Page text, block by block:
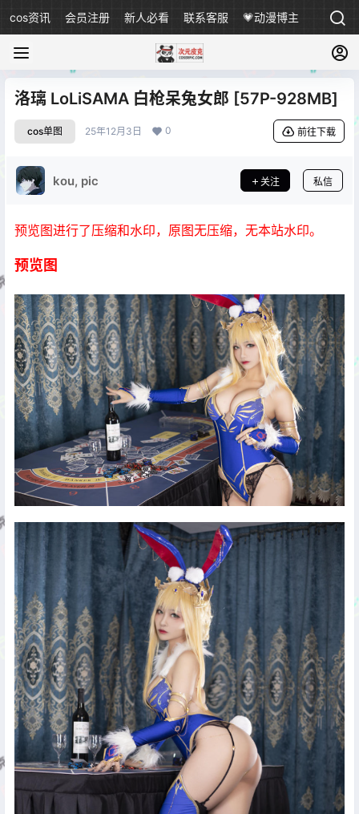
cos资讯 会员注册 新人必看 联系客服 💗动漫博主
洛璃 LoLiSAMA 白枪呆兔女郎 [57P-928MB]
cos单图 25年12月3日 0 前往下载
kou, pic 关注 私信
预览图进行了压缩和水印，原图无压缩，无本站水印。
预览图